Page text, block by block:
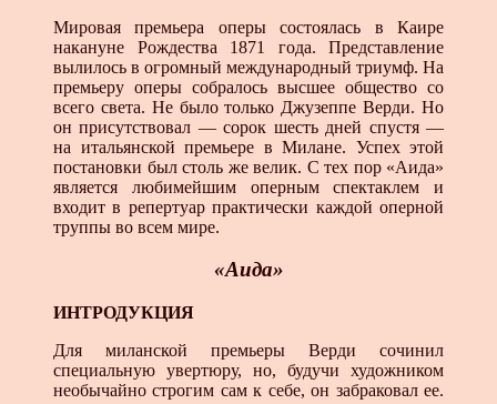
Мировая премьера оперы состоялась в Каире
накану­не Рождества 1871 года. Представление
вылилось в огром­ный международный триумф. На
премьеру оперы со­бралось высшее общество со
всего света. Не было толь­ко Джузеппе Верди. Но
он присутствовал — сорок шесть дней спустя —
на итальянской премьере в Милане. Успех этой
постановки был столь же велик. С тех пор «Аида»
является любимейшим оперным спектаклем и
входит в репертуар практически каждой оперной
труппы во всем мире.
«Аида»
ИНТРОДУКЦИЯ
Для миланской премьеры Верди сочинил
специальную увертюру, но, будучи художником
необычайно строгим сам к себе, он забраковал ее.